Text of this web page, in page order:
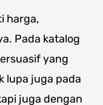
harga,
Pada katalog
yang
lupa juga pada
juga dengan